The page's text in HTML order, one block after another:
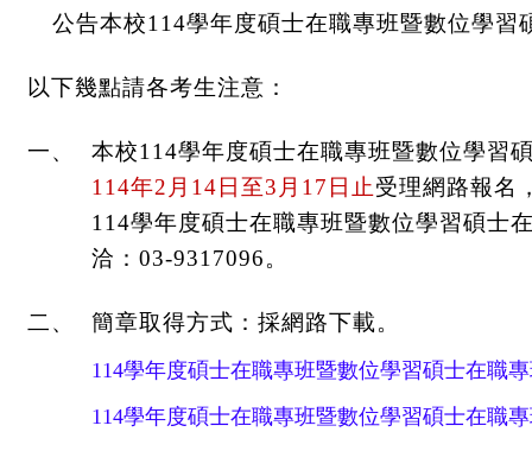
公告本校114學年度碩士在職專班暨數位學習
以下幾點請各考生注意：
一、 本校114學年度碩士在職專班暨數位學習
114年2 月 14日至3 月 17 日止受理網路報名
114學年度碩士在職專班暨數位學習碩士
洽： 03-9317096。
二、 簡章取得方式：採網路下載。
114學年度碩士在職專班暨數位學習碩士在職
114學年度碩士在職專班暨數位學習碩士在職